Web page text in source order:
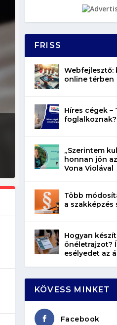
FRISS
Webfejlesztő:
online térben
Híres cégek –
foglalkoznak?
„Szerintem
honnan jön
Vona Violával
Több
a szakképzés
Hogyan
önéletrajzot?
esélyedet az
KÖVESS MINKET
Facebook